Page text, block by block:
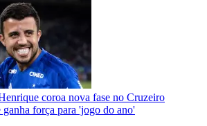
coroa nova fase no Cruzeiro
ganha força para 'jogo do ano'